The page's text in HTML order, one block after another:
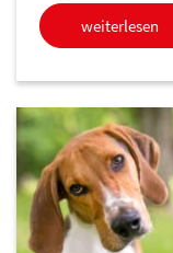
weiterlesen